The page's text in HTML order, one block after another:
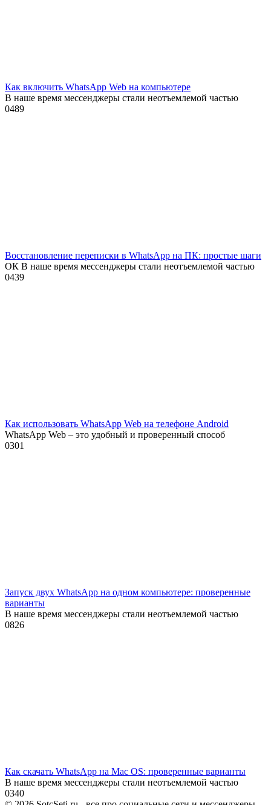
Как включить WhatsApp Web на компьютере
В наше время мессенджеры стали неотъемлемой частью
0489
Восстановление переписки в WhatsApp на ПК: простые шаги
ОК В наше время мессенджеры стали неотъемлемой частью
0439
Как использовать WhatsApp Web на телефоне Android
WhatsApp Web – это удобный и проверенный способ
0301
Запуск двух WhatsApp на одном компьютере: проверенные
варианты
В наше время мессенджеры стали неотъемлемой частью
0826
Как скачать WhatsApp на Mac OS: проверенные варианты
В наше время мессенджеры стали неотъемлемой частью
0340